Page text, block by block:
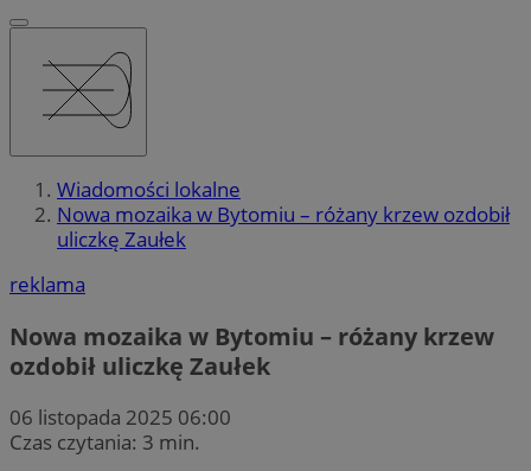
Wiadomości lokalne
Nowa mozaika w Bytomiu – różany krzew ozdobił
uliczkę Zaułek
reklama
Nowa mozaika w Bytomiu – różany krzew
ozdobił uliczkę Zaułek
06 listopada 2025 06:00
Czas czytania: 3 min.